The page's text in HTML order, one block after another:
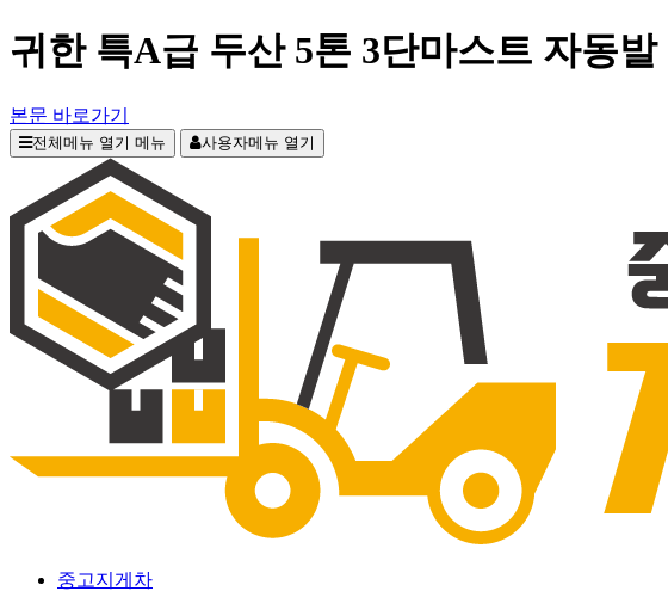
귀한 특A급 두산 5톤 3단마스트 자동
본문 바로가기
전체메뉴 열기 메뉴 사용자메뉴 열기
중고지게차